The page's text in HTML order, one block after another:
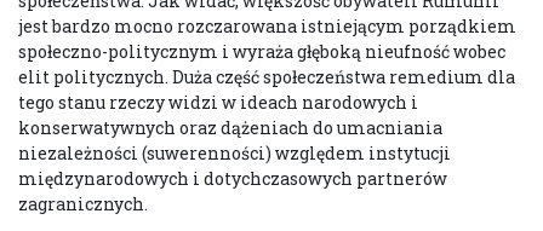
jest bardzo mocno rozczarowana istniejącym porządkiem
społeczno-politycznym i wyraża głęboką nieufność wobec
elit politycznych. Duża część społeczeństwa remedium dla
tego stanu rzeczy widzi w ideach narodowych i
konserwatywnych oraz dążeniach do umacniania
niezależności (suwerenności) względem instytucji
międzynarodowych i dotychczasowych partnerów
zagranicznych.